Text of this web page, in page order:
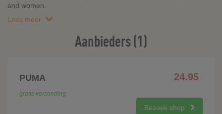
and women.
Lees meer
Aanbieders (1)
PUMA 24.95
gratis verzending
Bezoek shop